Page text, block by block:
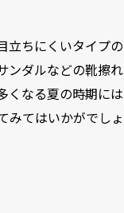
立ちにくいタイプの
ンダルなどの靴擦れ
くなる夏の時期には
みてはいかがでしょ